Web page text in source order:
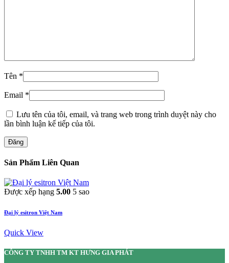
Tên *
Email *
Lưu tên của tôi, email, và trang web trong trình duyệt này cho
lần bình luận kế tiếp của tôi.
Đăng
Sản Phẩm Liên Quan
Được xếp hạng 5.00 5 sao
Đại lý esitron Việt Nam
Quick View
CÔNG TY TNHH TM KT HƯNG GIA PHÁT